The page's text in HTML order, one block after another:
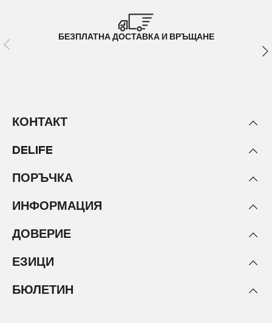
БЕЗПЛАТНА ДОСТАВКА И ВРЪЩАНЕ
КОНТАКТ
DELIFE
ПОРЪЧКА
ИНФОРМАЦИЯ
ДОВЕРИЕ
ЕЗИЦИ
БЮЛЕТИН